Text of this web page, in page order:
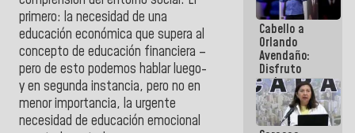
primero: la necesidad de una
educación económica que supera al
concepto de educación financiera –
pero de esto podemos hablar luego-
y en segunda instancia, pero no en
menor importancia, la urgente
necesidad de educación emocional
Cabello a
Orlando
Avendaño:
Disfruto
cada vez
que escribes
porque lo
que haces